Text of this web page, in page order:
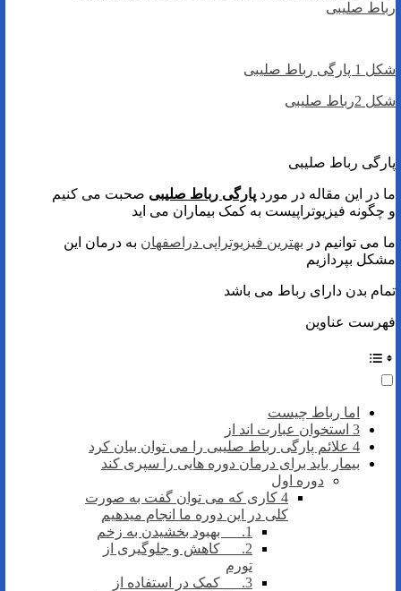
رباط صلیبی
شکل 1 پارگی رباط صلیبی
شکل 2رباط صلیبی
پارگی رباط صلیبی
ما در این مقاله در مورد پارگی رباط صلیبی صحبت می کنیم
و چگونه فیزیوتراپیست به کمک بیماران می اید
ما می توانیم در بهترین فیزیوتراپی دراصفهان به درمان این
مشکل بپردازیم
تمام بدن دارای رباط می باشد
فهرست عناوین
اما رباط چیست
3 استخوان عبارت اند از
4 علائم پارگی رباط صلیبی را می توان بیان کرد
بیمار باید برای درمان دوره هایی را سپری کند
دوره اول
4 کاری که می توان گفت به صورت
کلی در این دوره ما انجام میدهیم
1. بهبود بخشیدن به زخم
2. کاهش و جلوگیری از
تورم
3. کمک در استفاده از